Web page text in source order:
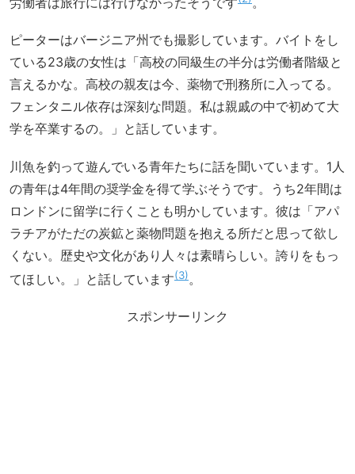
ピーターはバージニア州でも撮影しています。バイトをし
ている23歳の女性は「高校の同級生の半分は労働者階級と
言えるかな。高校の親友は今、薬物で刑務所に入ってる。
フェンタニル依存は深刻な問題。私は親戚の中で初めて大
学を卒業するの。」と話しています。
川魚を釣って遊んでいる青年たちに話を聞いています。1人
の青年は4年間の奨学金を得て学ぶそうです。うち2年間は
ロンドンに留学に行くことも明かしています。彼は「アパ
ラチアがただの炭鉱と薬物問題を抱える所だと思って欲し
くない。歴史や文化があり人々は素晴らしい。誇りをもっ
てほしい。」と話しています 3 。
スポンサーリンク